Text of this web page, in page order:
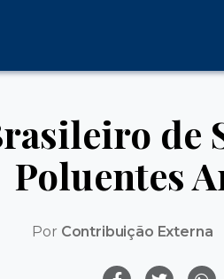
de
Poluentes
Por Contribuição Externa